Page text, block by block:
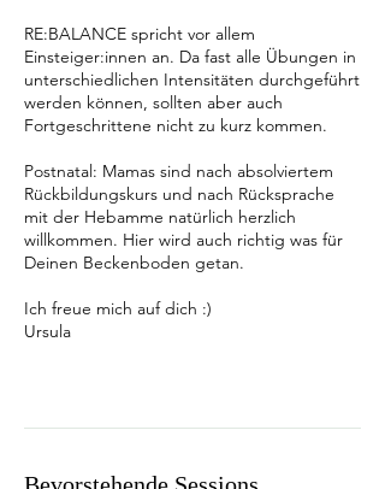
RE:BALANCE spricht vor allem
Einsteiger:innen an. Da fast alle Übungen in
unterschiedlichen Intensitäten durchgeführt
werden können, sollten aber auch
Fortgeschrittene nicht zu kurz kommen.
Postnatal: Mamas sind nach absolviertem
Rückbildungskurs und nach Rücksprache
mit der Hebamme natürlich herzlich
willkommen. Hier wird auch richtig was für
Deinen Beckenboden getan.
Ich freue mich auf dich :)
Ursula